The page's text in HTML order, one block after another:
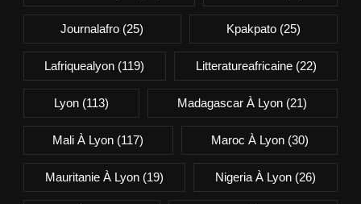
Journalafro (25) Kpakpato(25)
Lafriquealyon (119) Litteratureafricaine(22)
Lyon(113) Madagascar À Lyon (21)
Mali À Lyon (117) Maroc À Lyon(30)
Mauritanie À Lyon(19) Nigeria À Lyon (26)